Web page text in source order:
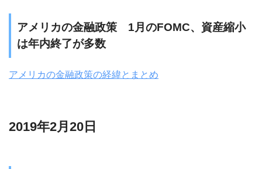
アメリカの金融政策 1月のFOMC、資産縮小
は年内終了が多数
アメリカの金融政策の経緯とまとめ
2019年2月20日